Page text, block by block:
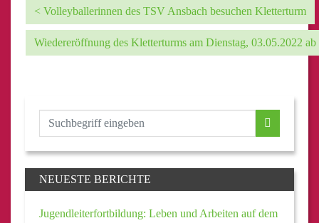
< Volleyballerinnen des TSV Ansbach besuchen Kletterturm
Wiedereröffnung des Kletterturms am Dienstag, 03.05.2022
NEUESTE BERICHTE
Jugendleiterfortbildung: Leben und Arbeiten auf dem